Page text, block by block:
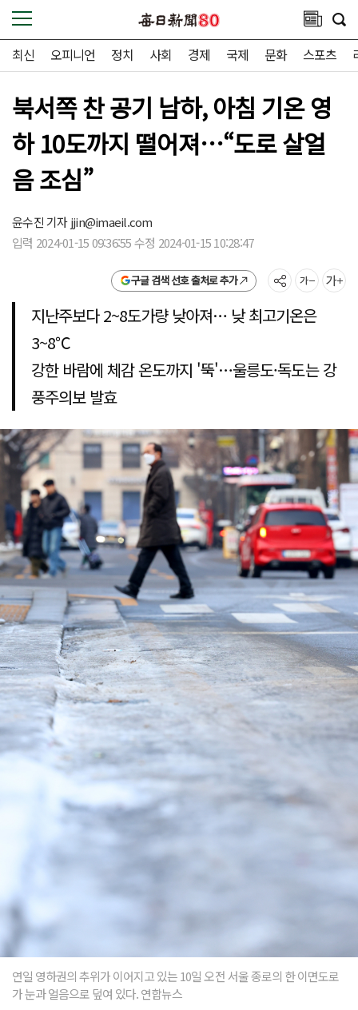
최신 오피니언 정치 사회 경제 국제 문화 스포츠
북서쪽 찬 공기 남하, 아침 기온 영
하 10도까지 떨어져…“도로 살얼
음 조심”
윤수진 기자jjin@imaeil.com
입력 2024-01-15 09:36:55 수정 2024-01-15 10:28:47
구글 검색 선호 출처로 추가
지난주보다 2~8도가량 낮아져… 낮 최고기온은
3~8℃
강한 바람에 체감 온도까지 '뚝'…울릉도·독도는 강
풍주의보 발효
연일 영하권의 추위가 이어지고 있는 10일 오전 서울 종로의 한 이면도로
가 눈과 얼음으로 덮여 있다. 연합뉴스